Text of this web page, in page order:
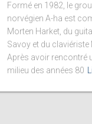
Formé en 1982, le
norvégien A-ha est
Morten Harket, du
Savoy et du claviériste
Après avoir rencontré
milieu des années 80